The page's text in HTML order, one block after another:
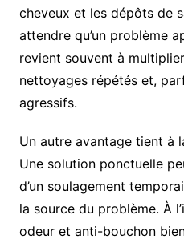
cheveux et les dépôts de
attendre qu’un problème
revient souvent à
nettoyages répétés et,
agressifs.
Un autre avantage tient à
Une solution ponctuelle
d’un soulagement
la source du problème. À
odeur et anti-bouchon